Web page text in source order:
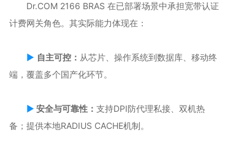
Dr.COM 2166 BRAS 在已部署场景中承担宽带认证
计费网关角色。其实际能力体现在：
▶ 自主可控： 从芯片、操作系统到数据库、移动终
端，覆盖多个国产化环节。
▶ 安全与可靠性： 支持DPI防代理私接、双机热
备；提供本地RADIUS CACHE机制。